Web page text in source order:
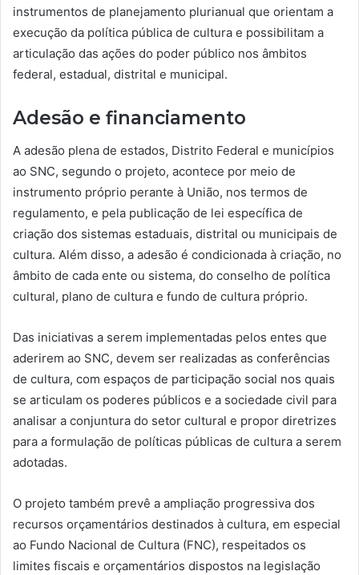
instrumentos de planejamento plurianual que orientam a
execução da política pública de cultura e possibilitam a
articulação das ações do poder público nos âmbitos
federal, estadual, distrital e municipal.
Adesão e financiamento
A adesão plena de estados, Distrito Federal e municípios
ao SNC, segundo o projeto, acontece por meio de
instrumento próprio perante à União, nos termos de
regulamento, e pela publicação de lei específica de
criação dos sistemas estaduais, distrital ou municipais de
cultura. Além disso, a adesão é condicionada à criação, no
âmbito de cada ente ou sistema, do conselho de política
cultural, plano de cultura e fundo de cultura próprio.
Das iniciativas a serem implementadas pelos entes que
aderirem ao SNC, devem ser realizadas as conferências
de cultura, com espaços de participação social nos quais
se articulam os poderes públicos e a sociedade civil para
analisar a conjuntura do setor cultural e propor diretrizes
para a formulação de políticas públicas de cultura a serem
adotadas.
O projeto também prevê a ampliação progressiva dos
recursos orçamentários destinados à cultura, em especial
ao Fundo Nacional de Cultura (FNC), respeitados os
limites fiscais e orçamentários dispostos na legislação